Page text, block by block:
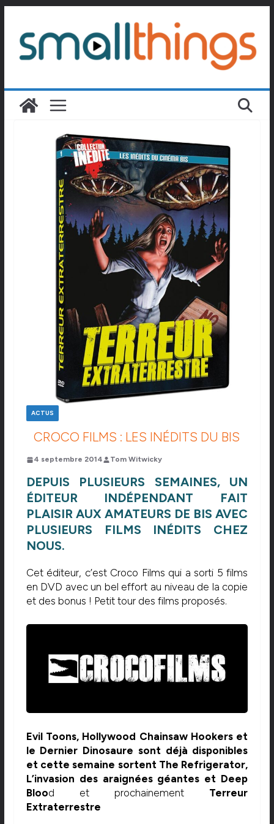
contenu
ACTUS
CROCO FILMS : LES INÉDITS DU BIS
4 septembre 2014 Tom Witwicky
DEPUIS PLUSIEURS SEMAINES, UN
ÉDITEUR INDÉPENDANT FAIT
PLAISIR AUX AMATEURS DE BIS AVEC
PLUSIEURS FILMS INÉDITS CHEZ
NOUS.
Cet éditeur, c’est Croco Films qui a sorti 5 films
en DVD avec un bel effort au niveau de la copie
et des bonus ! Petit tour des films proposés.
Evil Toons, Hollywood Chainsaw Hookers et
le Dernier Dinosaure sont déjà disponibles
et cette semaine sortent The Refrigerator,
L’invasion des araignées géantes et Deep
Blood et prochainement Terreur
Extraterrestre